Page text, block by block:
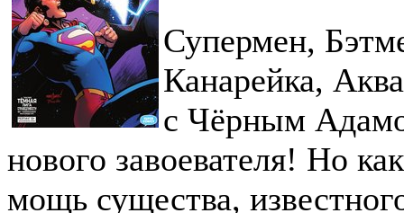
Супермен,
Канарейка,
с Чёрным
нового завоевателя! Но
мощь существа,